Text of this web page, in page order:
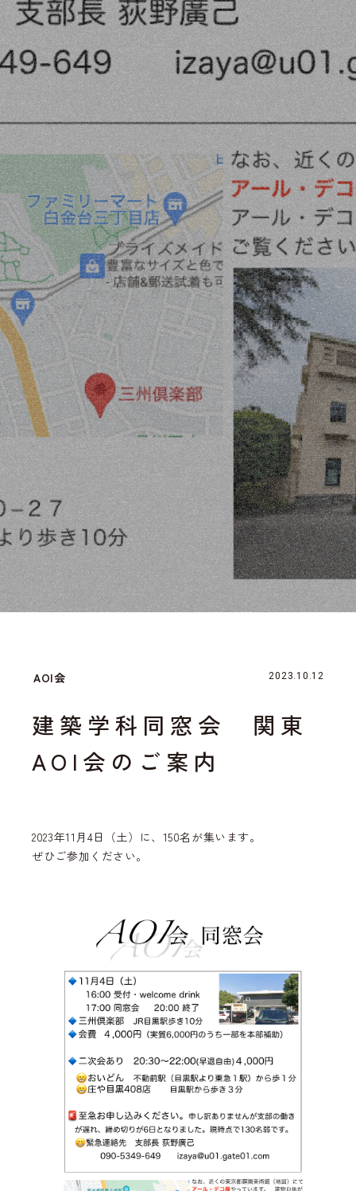
AOI会 2023.10.12
建築学科同窓会 関東
AOI会のご案内
2023年11月4日（土）に、150名が集います。
ぜひご参加ください。